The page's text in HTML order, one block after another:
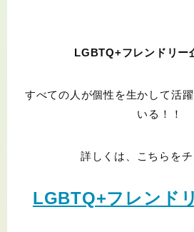
LGBTQ+フレンドリー
すべての人が個性を生かして活
いる！！
詳しくは、こちらを
LGBTQ+フレンド